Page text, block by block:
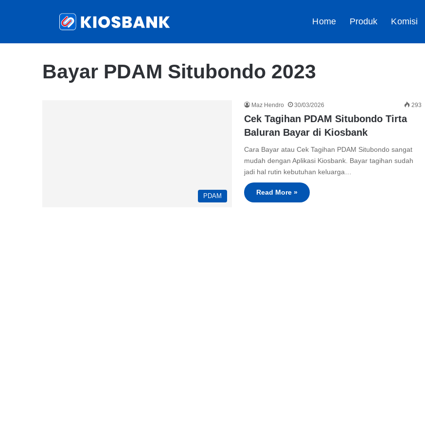
Home Produk Komisi
Bayar PDAM Situbondo 2023
PDAM
Maz Hendro 30/03/2026 293
Cek Tagihan PDAM Situbondo Tirta
Baluran Bayar di Kiosbank
Cara Bayar atau Cek Tagihan PDAM Situbondo sangat
mudah dengan Aplikasi Kiosbank. Bayar tagihan sudah
jadi hal rutin kebutuhan keluarga…
Read More »